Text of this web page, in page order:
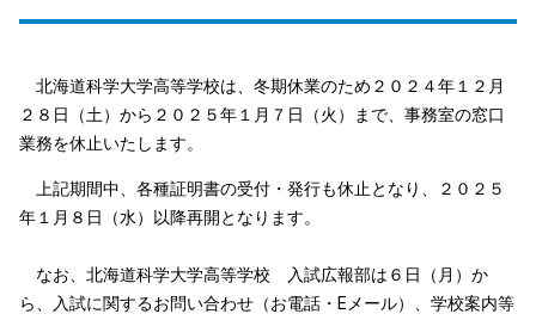
北海道科学大学高等学校は、冬期休業のため２０２４年１２月
２８日（土）から２０２５年１月７日（火）まで、事務室の窓口
業務を休止いたします。
上記期間中、各種証明書の受付・発行も休止となり、２０２５
年１月８日（水）以降再開となります。
なお、北海道科学大学高等学校 入試広報部は６日（月）か
ら、入試に関するお問い合わせ（お電話・Eメール）、学校案内等